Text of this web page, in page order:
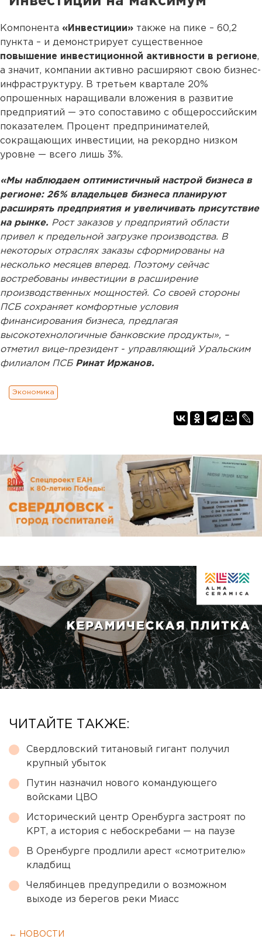
Компонента «Инвестиции» также на пике – 60,2
пункта – и демонстрирует существенное
повышение инвестиционной активности в регионе,
а значит, компании активно расширяют свою бизнес-
инфраструктуру. В третьем квартале 20%
опрошенных наращивали вложения в развитие
предприятий — это сопоставимо с общероссийским
показателем. Процент предпринимателей,
сокращающих инвестиции, на рекордно низком
уровне — всего лишь 3%.
«Мы наблюдаем оптимистичный настрой бизнеса в
регионе: 26% владельцев бизнеса планируют
расширять предприятия и увеличивать присутствие
на рынке. Рост заказов у предприятий области
привел к предельной загрузке производства. В
некоторых отраслях заказы сформированы на
несколько месяцев вперед. Поэтому сейчас
востребованы инвестиции в расширение
производственных мощностей. Со своей стороны
ПСБ сохраняет комфортные условия
финансирования бизнеса, предлагая
высокотехнологичные банковские продукты», –
отметил вице-президент - управляющий Уральским
филиалом ПСБ Ринат Иржанов.
Экономика
ЧИТАЙТЕ ТАКЖЕ:
Свердловский титановый гигант получил
крупный убыток
Путин назначил нового командующего
войсками ЦВО
Исторический центр Оренбурга застроят по
КРТ, а история с небоскребами — на паузе
В Оренбурге продлили арест «смотрителю»
кладбищ
Челябинцев предупредили о возможном
выходе из берегов реки Миасс
← НОВОСТИ